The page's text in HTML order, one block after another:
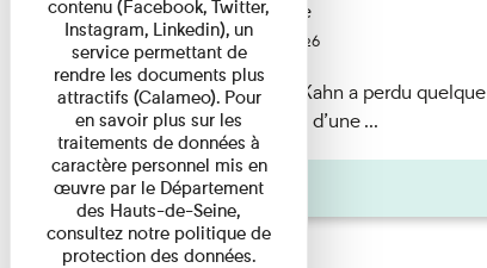
Exposition permanente
Du 15/08/2026 au 15/08/2026
Il semblerait qu’Albert Kahn a perdu quelque
chose... Accompagnés d’une ...
Agenda
contenu (Facebook, Twitter,
Instagram, Linkedin), un
service permettant de
rendre les documents plus
attractifs (Calameo). Pour
en savoir plus sur les
traitements de données à
caractère personnel mis en
œuvre par le Département
des Hauts-de-Seine,
consultez notre politique de
protection des données.